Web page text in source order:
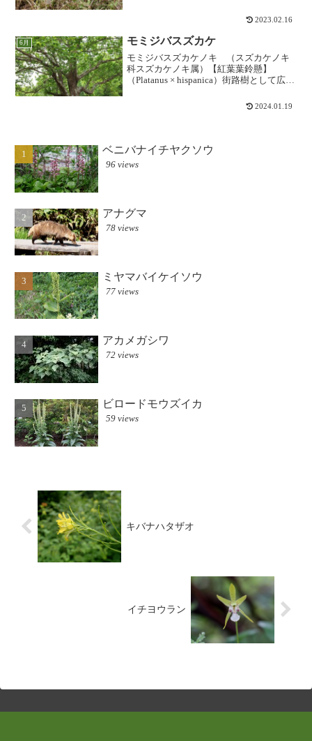
う栄養葉と胞子をつける胞子葉とが分か
るで別...
2023.02.16
6月 モミジバスズカケ
モミジバスズカケノキ （スズカケノキ
科スズカケノキ属）【紅葉葉鈴懸】
（Platanus × hispanica）街路樹として広く
す。全て外来種であるプラタナスには
2024.01.19
ベニバナイチヤクソウ
96 views
アナグマ
78 views
ミヤマバイケイソウ
77 views
アカメガシワ
72 views
ビロードモウズイカ
59 views
キバナハタザオ
イチヨウラン